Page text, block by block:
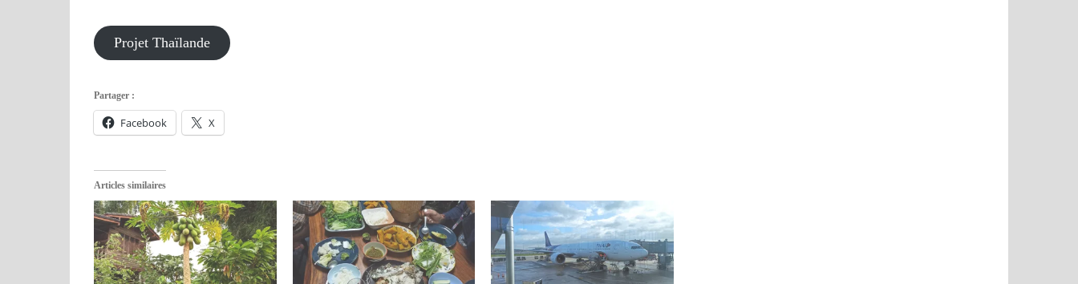
Projet Thaïlande
Partager :
Facebook X
Articles similaires